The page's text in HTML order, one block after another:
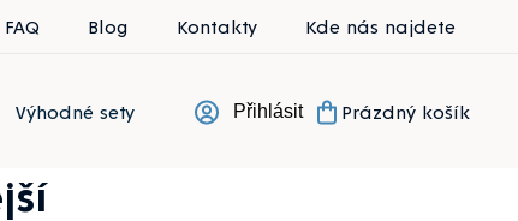
FAQ Blog Kontakty Kde nás najdete
Přihlásit
Nákupní
Prázdný košík
Výhodné sety